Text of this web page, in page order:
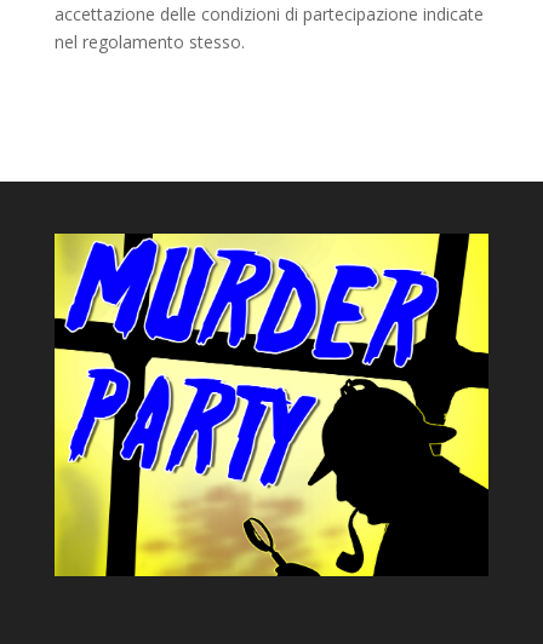
accettazione delle condizioni di partecipazione indicate
nel regolamento stesso.